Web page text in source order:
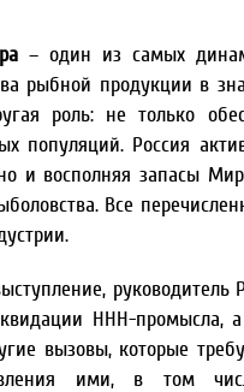
– один из самых
рыбной продукции в
роль: не только
популяций. Россия
и восполняя запасы
Все
ННН-промысла,
вызовы, которые
ими, в том